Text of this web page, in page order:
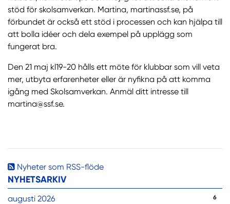
Nyheter som RSS-flöde
NYHETSARKIV
augusti 2026 6
stöd för skolsamverkan. Martina, martinassf.se, på
förbundet är också ett stöd i processen och kan hjälpa till
att bolla idéer och dela exempel på upplägg som
fungerat bra.
Den 21 maj kl19-20 hålls ett möte för klubbar som vill veta
mer, utbyta erfarenheter eller är nyfikna på att komma
igång med Skolsamverkan. Anmäl ditt intresse till
martina@ssf.se.